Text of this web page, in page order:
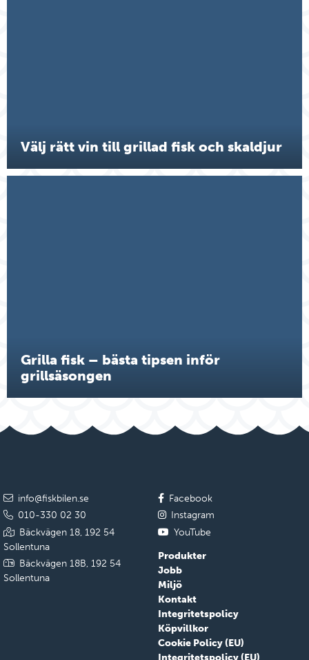
Välj rätt vin till grillad fisk och skaldjur
Grilla fisk – bästa tipsen inför
grillsäsongen
info@fiskbilen.se
010-330 02 30
Bäckvägen 18, 192 54
Sollentuna
Bäckvägen 18B, 192 54
Sollentuna
Facebook
Instagram
YouTube
Produkter
Jobb
Miljö
Kontakt
Integritetspolicy
Köpvillkor
Cookie Policy (EU)
Integritetspolicy (EU)